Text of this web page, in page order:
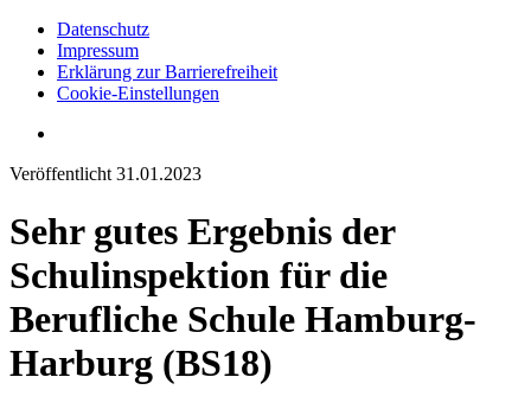
Datenschutz
Impressum
Erklärung zur Barrierefreiheit
Cookie-Einstellungen
Veröffentlicht 31.01.2023
Sehr gutes Ergebnis der
Schulinspektion für die
Berufliche Schule Hamburg-
Harburg (BS18)